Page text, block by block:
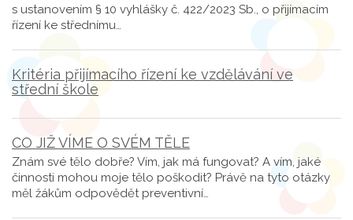
s ustanovením § 10 vyhlášky č. 422/2023 Sb., o přijímacím
řízení ke střednímu…
Kritéria přijímacího řízení ke vzdělávání ve
střední škole
CO JIŽ VÍME O SVÉM TĚLE
Znám své tělo dobře? Vím, jak má fungovat? A vím, jaké
činnosti mohou moje tělo poškodit? Právě na tyto otázky
měl žákům odpovědět preventivní…